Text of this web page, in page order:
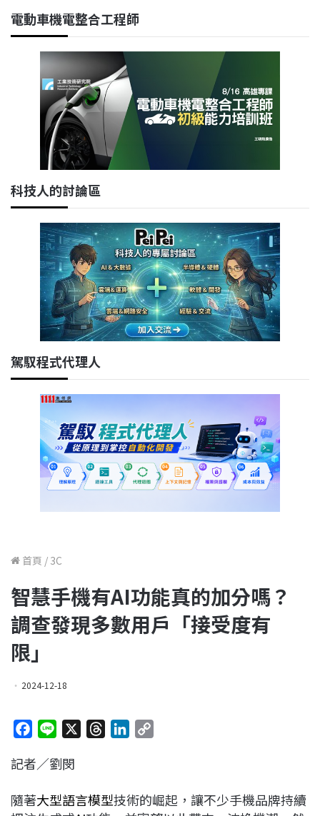
電動車機電整合工程師
科技人的討論區
駕馭程式代理人